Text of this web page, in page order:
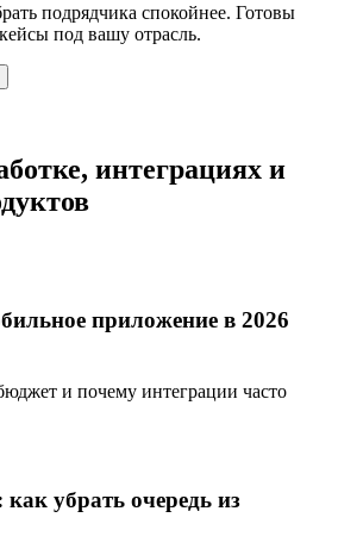
подрядчика спокойнее. Готовы
под вашу отрасль.
интеграциях и
приложение в 2026
и почему интеграции часто
убрать очередь из